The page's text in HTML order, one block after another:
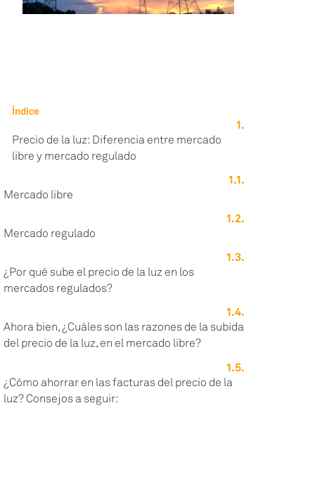
Índice
Precio de la luz: Diferencia entre mercado
libre y mercado regulado
Mercado libre
Mercado regulado
¿Por qué sube el precio de la luz en los
mercados regulados?
Ahora bien, ¿Cuáles son las razones de la subida
del precio de la luz, en el mercado libre?
¿Cómo ahorrar en las facturas del precio de la
luz? Consejos a seguir: